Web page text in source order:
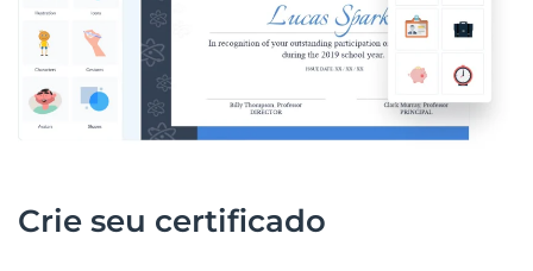
Crie seu certificado